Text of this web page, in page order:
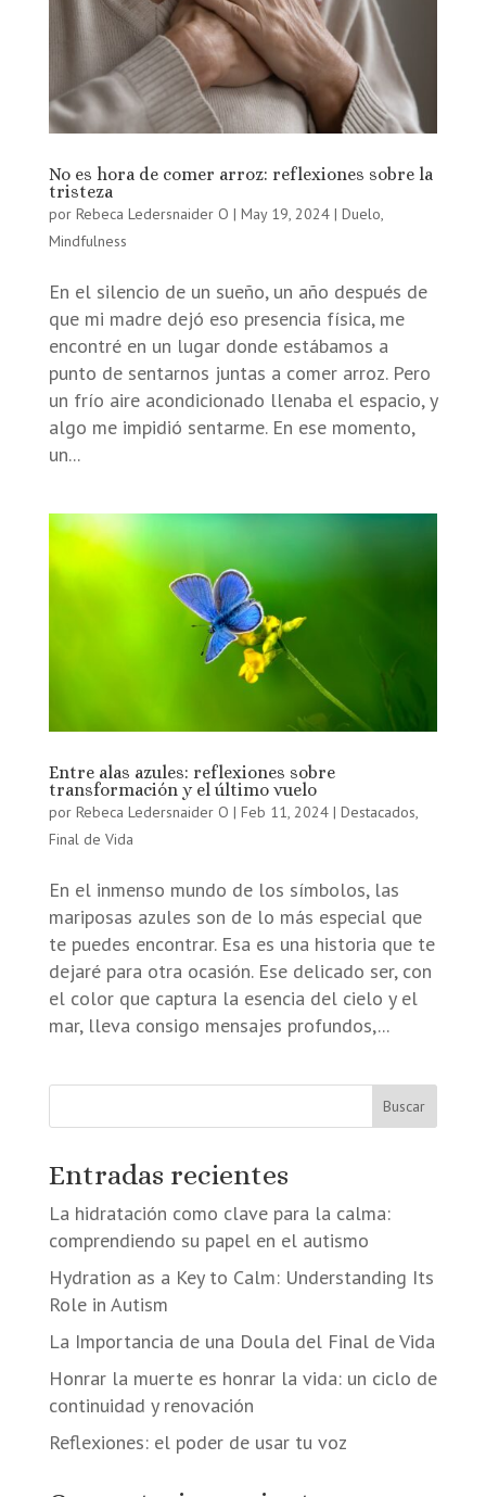
No es hora de comer arroz: reflexiones sobre la
tristeza
por Rebeca Ledersnaider O | May 19, 2024| Duelo,
Mindfulness
En el silencio de un sueño, un año después de
que mi madre dejó eso presencia física, me
encontré en un lugar donde estábamos a
punto de sentarnos juntas a comer arroz. Pero
un frío aire acondicionado llenaba el espacio, y
algo me impidió sentarme. En ese momento,
un...
Entre alas azules: reflexiones sobre
transformación y el último vuelo
por Rebeca Ledersnaider O | Feb 11, 2024| Destacados,
Final de Vida
En el inmenso mundo de los símbolos, las
mariposas azules son de lo más especial que
te puedes encontrar. Esa es una historia que te
dejaré para otra ocasión. Ese delicado ser, con
el color que captura la esencia del cielo y el
mar, lleva consigo mensajes profundos,...
Buscar
Entradas recientes
La hidratación como clave para la calma:
comprendiendo su papel en el autismo
Hydration as a Key to Calm: Understanding Its
Role in Autism
La Importancia de una Doula del Final de Vida
Honrar la muerte es honrar la vida: un ciclo de
continuidad y renovación
Reflexiones: el poder de usar tu voz